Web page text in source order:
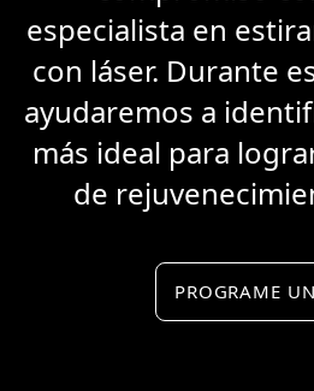
especialista en
con láser. Durante
ayudaremos a
más ideal para
de
PROGRAME